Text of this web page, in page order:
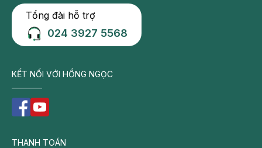
Tổng đài hỗ trợ
024 3927 5568
KẾT NỐI VỚI HỒNG NGỌC
THANH TOÁN